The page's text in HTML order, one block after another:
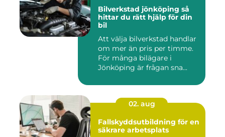
Bilverkstad jönköping så
hittar du rätt hjälp för din
bil
Att välja bilverkstad handlar
om mer än pris per timme.
För många bilägare i
Jönköping är frågan sna...
02. aug
Fallskyddsutbildning för en
säkrare arbetsplats